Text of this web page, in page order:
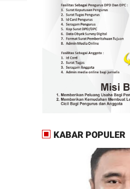
KABAR POPULER